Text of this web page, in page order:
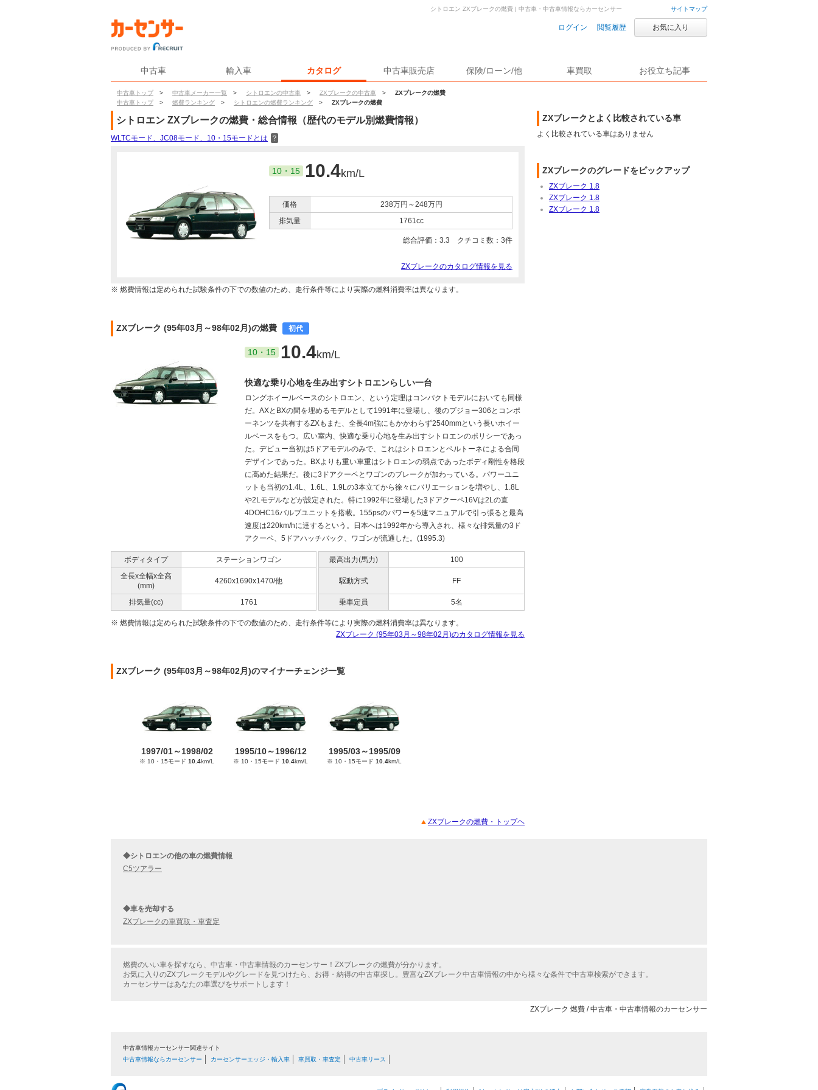
サイトマップ
ログイン 閲覧履歴 お気に入り
中古車 輸入車 カタログ 中古車販売店 保険/ローン/他 車買取 お役立ち記事
中古車トップ > 中古車メーカー一覧 > シトロエンの中古車 > ZXブレークの中古車 >
ZXブレークの燃費
中古車トップ
> 燃費ランキング > シトロエンの燃費ランキング > ZXブレークの燃費
シトロエン ZXブレークの燃費 | 中古車・中古車情報ならカーセンサー
シトロエン ZXブレークの燃費・総合情報（歴代のモデル別燃費情報）
WLTCモード、JC08モード、10・15モードとは ？
10・15 10.4km/L
価格
238万円～248万円
排気量
1761cc
総合評価： 3.3 クチコミ数： 3件
ZXブレークのカタログ情報を見る
※ 燃費情報は定められた試験条件の下での数値のため、走行条件等により実際の燃料消費率は異なります。
ZXブレーク (95年03月～98年02月)の燃費 初代
10・15 10.4km/L
快適な乗り心地を生み出すシトロエンらしい一台
ロングホイールベースのシトロエン、という定理はコンパクトモデルにおいても同様
だ。AXとBXの間を埋めるモデルとして1991年に登場し、後のプジョー306とコンポ
ーネンツを共有するZXもまた、全長4m強にもかかわらず2540mmという長いホイー
ルベースをもつ。広い室内、快適な乗り心地を生み出すシトロエンのポリシーであっ
た。デビュー当初は5ドアモデルのみで、これはシトロエンとベルトーネによる合同
デザインであった。BXよりも重い車重はシトロエンの弱点であったボディ剛性を格段
に高めた結果だ。後に3ドアクーペとワゴンのブレークが加わっている。パワーユニ
ットも当初の1.4L、1.6L、1.9Lの3本立てから徐々にバリエーションを増やし、1.8L
や2Lモデルなどが設定された。特に1992年に登場した3ドアクーペ16Vは2Lの直
4DOHC16バルブユニットを搭載。155psのパワーを5速マニュアルで引っ張ると最高
速度は220km/hに達するという。日本へは1992年から導入され、様々な排気量の3ド
アクーペ、5ドアハッチバック、ワゴンが流通した。(1995.3)
ボディタイプ ステーションワゴン 最高出力(馬力)
100
全長x全幅x全高
(mm)
4260x1690x1470/他 駆動方式 FF
排気量(cc) 1761 乗車定員 5名
※ 燃費情報は定められた試験条件の下での数値のため、走行条件等により実際の燃料消費率は異なります。
ZXブレーク (95年03月～98年02月)のカタログ情報を見る
ZXブレーク (95年03月～98年02月)のマイナーチェンジ一覧
1997/01～1998/02
※ 10・15モード 10.4km/L
1995/10～1996/12
※ 10・15モード 10.4km/L
1995/03～1995/09
※ 10・15モード 10.4km/L
ZXブレークの燃費・トップヘ
ZXブレークとよく比較されている車
よく比較されている車はありません
ZXブレークのグレードをピックアップ
ZXブレーク 1.8
ZXブレーク 1.8
ZXブレーク 1.8
◆シトロエンの他の車の燃費情報
C5ツアラー
◆車を売却する
ZXブレークの車買取・車査定
燃費のいい車を探すなら、中古車・中古車情報のカーセンサー！ZXブレークの燃費が分かります。
お気に入りのZXブレークモデルやグレードを見つけたら、お得・納得の中古車探し。豊富なZXブレーク中古車情報の中から様々な条件で中古車検索ができます。
カーセンサーはあなたの車選びをサポートします！
ZXブレーク 燃費 / 中古車・中古車情報のカーセンサー
中古車情報カーセンサー関連サイト
中古車情報ならカーセンサー
カーセンサーエッジ・輸入車 車買取・車査定 中古車リース